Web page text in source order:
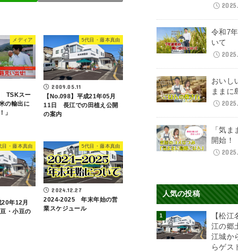
メディア
TSKスー
の輸出に
」
5代目・藤本真由
2009.05.11
【No.098】平成21年05月
11日 長江での田植え公開
の案内
目・藤本真由
20年12月
・小豆の
5代目・藤本真由
2024.12.27
2024-2025 年末年始の営
業スケジュール
令和7
いて
おいし
ままに
「気
開始！
人気の投稿
【松
江の郷
江城か
らゲス